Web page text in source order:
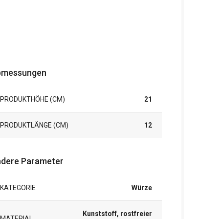
PRODUKTHÖHE (CM) 21
PRODUKTLÄNGE (CM) 12
Parameter
KATEGORIE Würze
Kunststoff, rostfreier